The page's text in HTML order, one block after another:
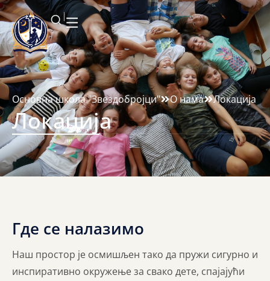
Основна школа "Звездобројци" О нама Локација
Локација
Где се налазимо
Наш простор је осмишљен тако да пружи сигурно и
инспиративно окружење за свако дете, спајајући